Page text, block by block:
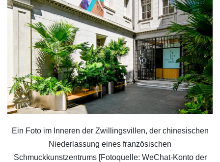
Ein Foto im Inneren der Zwillingsvillen, der chinesischen
Niederlassung eines französischen
Schmuckkunstzentrums [Fotoquelle: WeChat-Konto der